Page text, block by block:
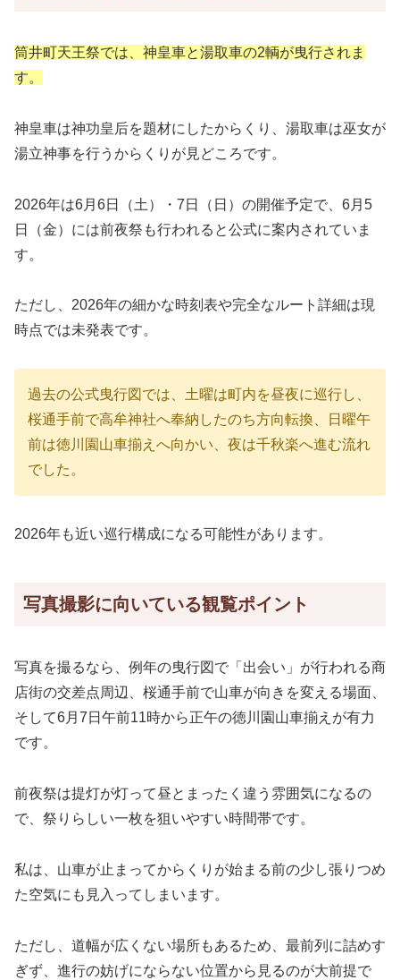
筒井町天王祭では、神皇車と湯取車の2輌が曳行されま
す。
神皇車は神功皇后を題材にしたからくり、湯取車は巫女が
湯立神事を行うからくりが見どころです。
2026年は6月6日（土）・7日（日）の開催予定で、6月5
日（金）には前夜祭も行われると公式に案内されていま
す。
ただし、2026年の細かな時刻表や完全なルート詳細は現
時点では未発表です。
過去の公式曳行図では、土曜は町内を昼夜に巡行し、
桜通手前で高牟神社へ奉納したのち方向転換、日曜午
前は徳川園山車揃えへ向かい、夜は千秋楽へ進む流れ
でした。
2026年も近い巡行構成になる可能性があります。
写真撮影に向いている観覧ポイント
写真を撮るなら、例年の曳行図で「出会い」が行われる商
店街の交差点周辺、桜通手前で山車が向きを変える場面、
そして6月7日午前11時から正午の徳川園山車揃えが有力
です。
前夜祭は提灯が灯って昼とまったく違う雰囲気になるの
で、祭りらしい一枚を狙いやすい時間帯です。
私は、山車が止まってからくりが始まる前の少し張りつめ
た空気にも見入ってしまいます。
ただし、道幅が広くない場所もあるため、最前列に詰めす
ぎず、進行の妨げにならない位置から見るのが大前提で